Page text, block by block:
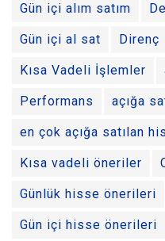
Gün içi alım satım
Gün içi al sat Direnç
Kısa Vadeli İşlemler
Performans açığa
en çok açığa satılan
Kısa vadeli öneriler
Günlük hisse önerileri
Gün içi hisse önerileri